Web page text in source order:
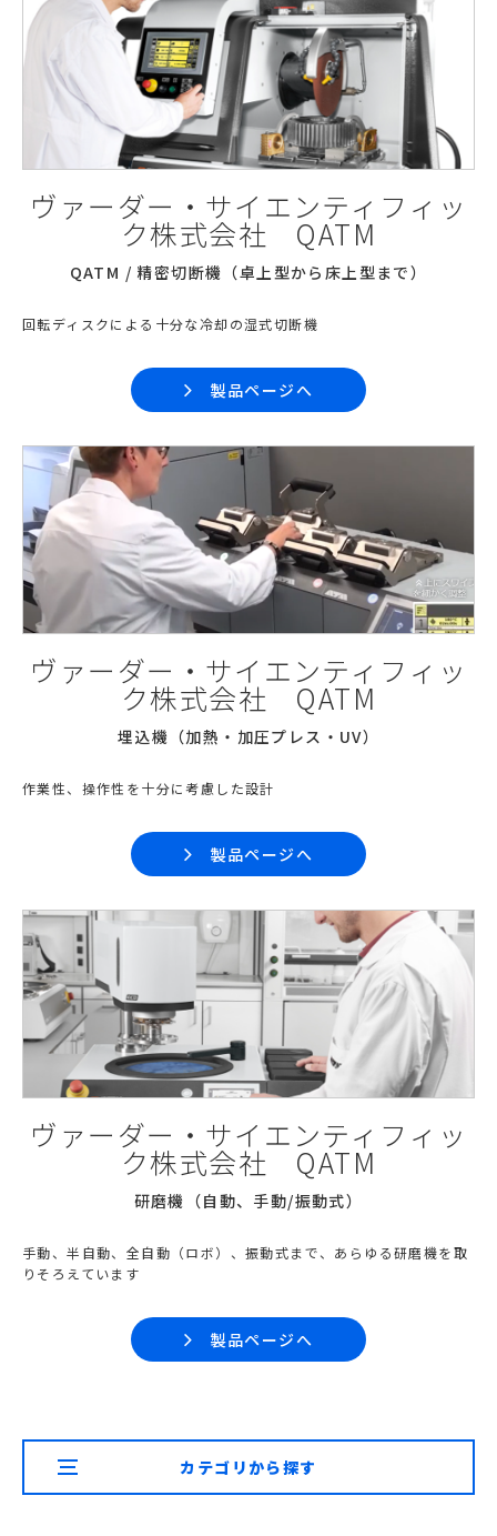
ヴァーダー・サイエンティフィッ
ク株式会社 QATM
QATM / 精密切断機（卓上型から床上型まで）
回転ディスクによる十分な冷却の湿式切断機
製品ページへ
ヴァーダー・サイエンティフィッ
ク株式会社 QATM
埋込機（加熱・加圧プレス・UV）
作業性、操作性を十分に考慮した設計
製品ページへ
ヴァーダー・サイエンティフィッ
ク株式会社 QATM
研磨機（自動、手動/振動式）
手動、半自動、全自動（ロボ）、振動式まで、あらゆる研磨機を取
りそろえています
製品ページへ
カテゴリから探す